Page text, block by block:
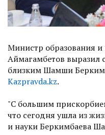
Министр образования и
Аймагамбетов выразил
близким Шамши
Kazpravda.kz.
"С большим
что сегодня ушла из
и науки Беркимбаева